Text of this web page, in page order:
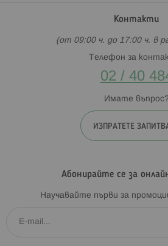
Контакти
(от 09:00 ч. до 17:00 ч. в
Телефон за
02 / 40
Имате въпрос?
ИЗПРАТЕТЕ
Абонирайте се за
Научавайте първи за